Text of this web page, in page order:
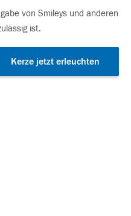
von Smileys und anderen
ist.
Kerze jetzt erleuchten